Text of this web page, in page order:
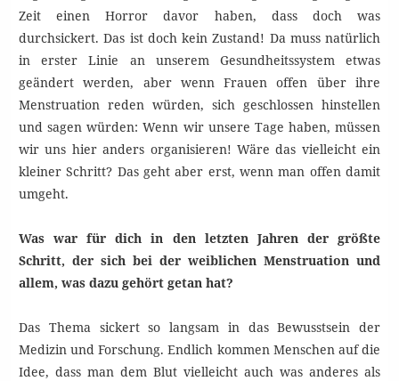
Zeit einen Horror davor haben, dass doch was
durchsickert. Das ist doch kein Zustand! Da muss natürlich
in erster Linie an unserem Gesundheitssystem etwas
geändert werden, aber wenn Frauen offen über ihre
Menstruation reden würden, sich geschlossen hinstellen
und sagen würden: Wenn wir unsere Tage haben, müssen
wir uns hier anders organisieren! Wäre das vielleicht ein
kleiner Schritt? Das geht aber erst, wenn man offen damit
umgeht.
Was war für dich in den letzten Jahren der größte
Schritt, der sich bei der weiblichen Menstruation und
allem, was dazu gehört getan hat?
Das Thema sickert so langsam in das Bewusstsein der
Medizin und Forschung. Endlich kommen Menschen auf die
Idee, dass man dem Blut vielleicht auch was anderes als